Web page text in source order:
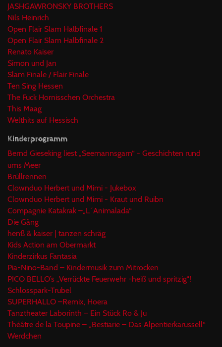
JASHGAWRONSKY BROTHERS
Nils Heinrich
Open Flair Slam Halbfinale 1
Open Flair Slam Halbfinale 2
Renato Kaiser
Simon und Jan
Slam Finale / Flair Finale
Ten Sing Hessen
The Fuck Hornisschen Orchestra
This Maag
Welthits auf Hessisch
Kinderprogramm
Bernd Gieseking liest „Seemannsgarn“ - Geschichten rund
ums Meer
Brüllrennen
Clownduo Herbert und Mimi - Jukebox
Clownduo Herbert und Mimi - Kraut und Ruibn
Compagnie Katakrak –„L´Animalada“
Die Gäng
henß & kaiser | tanzen schräg
Kids Action am Obermarkt
Kinderzirkus Fantasia
Pia-Nino-Band – Kindermusik zum Mitrocken
PICO BELLO’s „Verrückte Feuerwehr -heiß und spritzig“!
Schlosspark-Trubel
SUPERHALLO –Remix, Hoera
Tanztheater Laborinth – Ein Stück Ro & Ju
Théâtre de la Toupine – „Bestiarie – Das Alpentierkarussell“
Werdchen